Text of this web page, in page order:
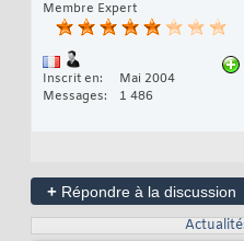
Membre Expert
Inscrit en
Mai 2004
Messages
1 486
+ Répondre à la discussion